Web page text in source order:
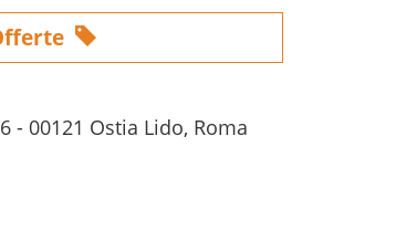
- 00121 Ostia Lido, Roma